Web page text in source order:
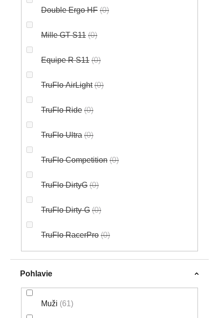
Double Ergo HF 0
Mille GT S11 0
Equipe R S11 0
TruFlo AirLight 0
TruFlo Ride 0
TruFlo Ultra 0
TruFlo Competition 0
TruFlo DirtyG 0
TruFlo Dirty-G 0
TruFlo RacerPro 0
Pohlavie
Muži 61